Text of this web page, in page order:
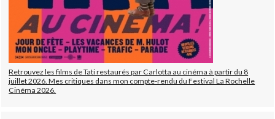
Retrouvez les films de Tati restaurés par Carlotta au cinéma à partir du 8
juillet 2026. Mes critiques dans mon compte-rendu du Festival La Rochelle
Cinéma 2026.